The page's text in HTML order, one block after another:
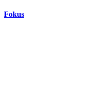
Fokus